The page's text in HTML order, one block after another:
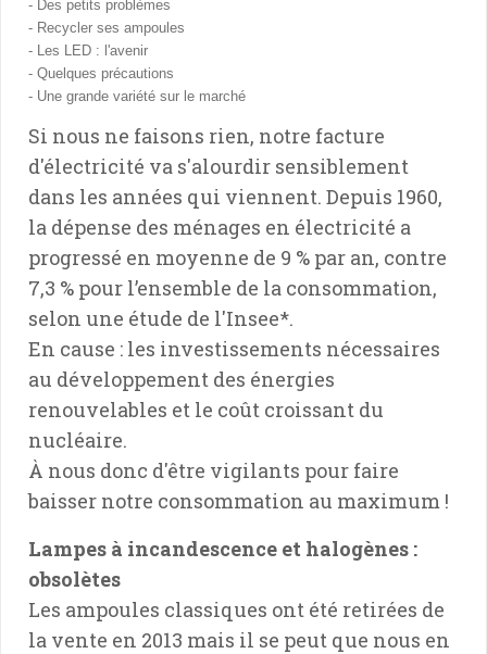
- Des petits problèmes
- Recycler ses ampoules
- Les LED : l'avenir
- Quelques précautions
- Une grande variété sur le marché
Si nous ne faisons rien, notre facture
d'électricité va s'alourdir sensiblement
dans les années qui viennent. Depuis 1960,
la dépense des ménages en électricité a
progressé en moyenne de 9 % par an, contre
7,3 % pour l’ensemble de la consommation,
selon une étude de l'Insee*.
En cause : les investissements nécessaires
au développement des énergies
renouvelables et le coût croissant du
nucléaire.
À nous donc d'être vigilants pour faire
baisser notre consommation au maximum !
Lampes à incandescence et halogènes :
obsolètes
Les ampoules classiques ont été retirées de
la vente en 2013 mais il se peut que nous en